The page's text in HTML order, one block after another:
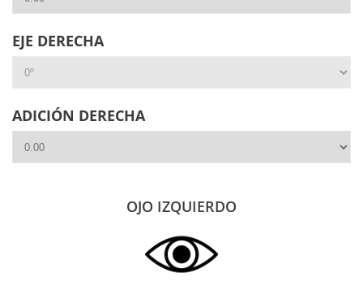
EJE DERECHA
ADICIÓN DERECHA
OJO IZQUIERDO